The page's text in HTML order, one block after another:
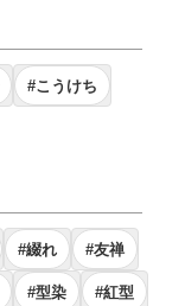
#こうけち
#綴れ #友禅
#型染 #紅型